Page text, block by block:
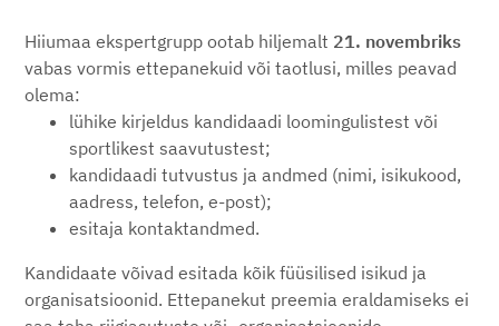
Hiiumaa ekspertgrupp ootab hiljemalt 21. novembriks
vabas vormis ettepanekuid või taotlusi, milles peavad
olema:
lühike kirjeldus kandidaadi loomingulistest või
sportlikest saavutustest;
kandidaadi tutvustus ja andmed (nimi, isikukood,
aadress, telefon, e-post);
esitaja kontaktandmed.
Kandidaate võivad esitada kõik füüsilised isikud ja
organisatsioonid. Ettepanekut preemia eraldamiseks ei